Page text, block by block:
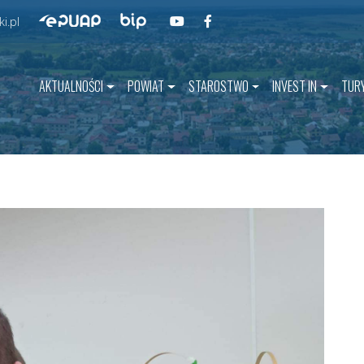
Przejdź do ePUAPPrzejdź do BIPPrzejdź do naszego kanału na
AKTUALNOŚCI POWIAT STAROSTWO INVEST IN